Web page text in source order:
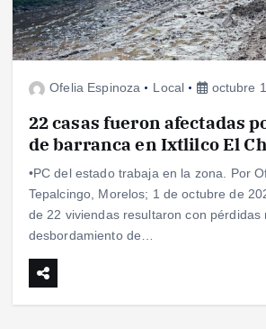
Ofelia Espinoza Local octubre
22 casas fueron afectadas
de barranca en Ixtlilco El
•PC del estado trabaja en la zona. Por
Tepalcingo, Morelos; 1 de octubre de
de 22 viviendas resultaron con pérdidas
desbordamiento de…